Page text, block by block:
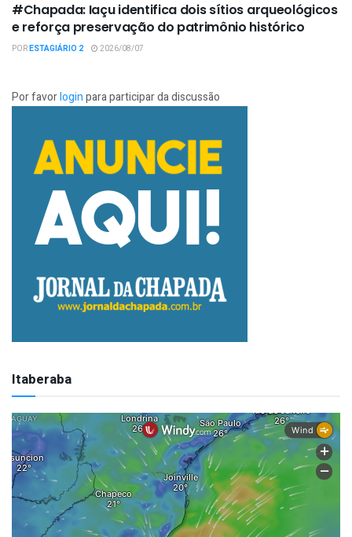
#Chapada: Iaçu identifica dois sítios arqueológicos
e reforça preservação do patrimônio histórico
PORESTAGIÁRIO 2 2026/08/07
Por favorloginpara participar da discussão
Itaberaba